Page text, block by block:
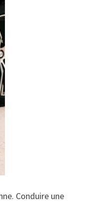
Conduire une